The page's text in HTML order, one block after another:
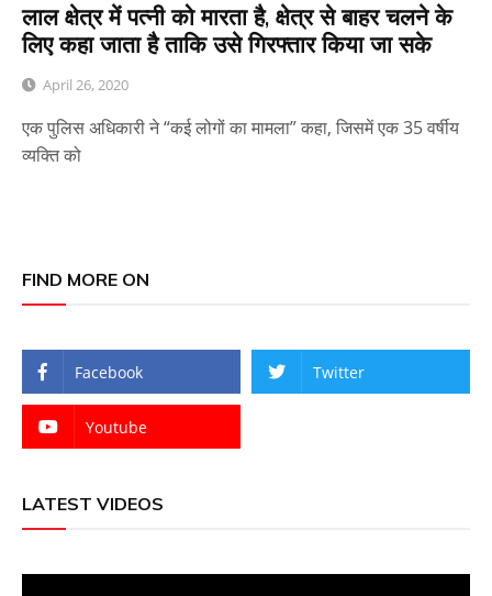
लाल क्षेत्र में पत्नी को मारता है, क्षेत्र से बाहर चलने के
लिए कहा जाता है ताकि उसे गिरफ्तार किया जा सके
April 26, 2020
एक पुलिस अधिकारी ने “कई लोगों का मामला” कहा, जिसमें एक 35 वर्षीय
व्यक्ति को
FIND MORE ON
Facebook Twitter
Youtube
LATEST VIDEOS